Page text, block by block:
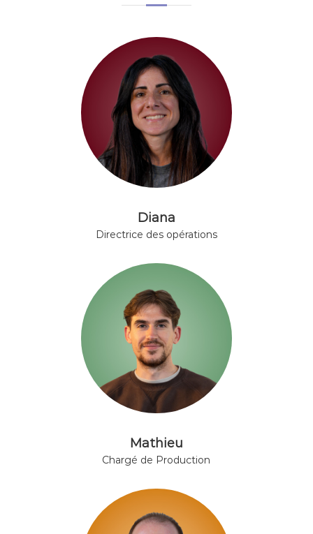
Diana
Directrice des opérations
Mathieu
Chargé de Production